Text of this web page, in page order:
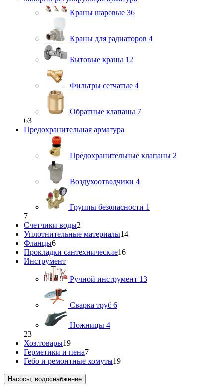
Краны шаровые 36
Краны для радиаторов 4
Бытовые краны 12
Фильтры сетчатые 4
Обратные клапаны 7
63
Предохранительная арматура
Предохранительные клапаны 2
Воздухоотводчики 4
Группы безопасности 1
7
Счетчики воды2
Уплотнительные материалы14
Фланцы6
Прокладки сантехнические16
Инструмент
Ручной инструмент 13
Сварка труб 6
Ножницы 4
23
Хоз.товары19
Герметики и пена7
Гебо и ремонтные хомуты19
Насосы, водоснабжение